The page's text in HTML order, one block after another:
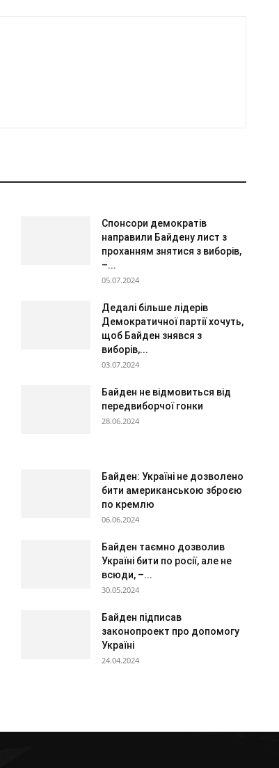
Спонсори демократів
направили Байдену лист з
проханням знятися з виборів,
–...
05.07.2024
Дедалі більше лідерів
Демократичної партії хочуть,
щоб Байден знявся з
виборів,...
03.07.2024
Байден не відмовиться від
передвиборчої гонки
28.06.2024
Байден: Україні не дозволено
бити американською зброєю
по кремлю
06.06.2024
Байден таємно дозволив
Україні бити по росії, але не
всюди, –...
30.05.2024
Байден підписав
законопроект про допомогу
Україні
24.04.2024